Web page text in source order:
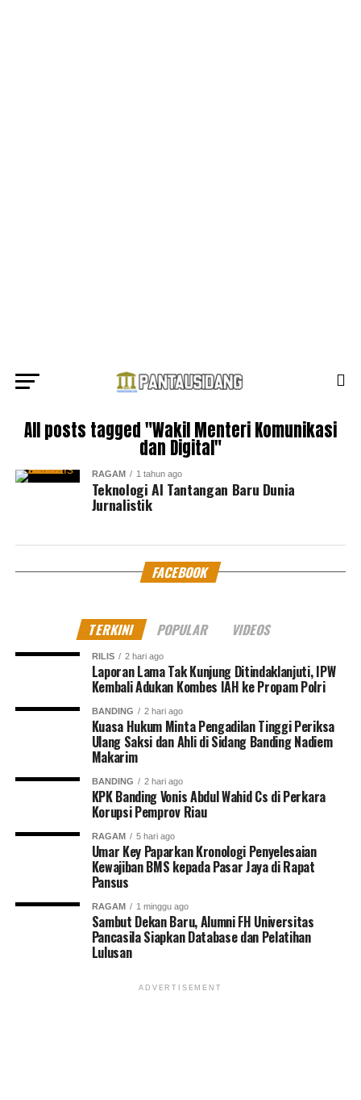
All posts tagged "Wakil Menteri Komunikasi
dan Digital"
RAGAM 1 tahun ago
Teknologi AI Tantangan Baru Dunia
Jurnalistik
FACEBOOK
TERKINI POPULAR VIDEOS
RILIS 2 hari ago
Laporan Lama Tak Kunjung Ditindaklanjuti, IPW
Kembali Adukan Kombes IAH ke Propam Polri
BANDING 2 hari ago
Kuasa Hukum Minta Pengadilan Tinggi Periksa
Ulang Saksi dan Ahli di Sidang Banding Nadiem
Makarim
BANDING 2 hari ago
KPK Banding Vonis Abdul Wahid Cs di Perkara
Korupsi Pemprov Riau
RAGAM 5 hari ago
Umar Key Paparkan Kronologi Penyelesaian
Kewajiban BMS kepada Pasar Jaya di Rapat
Pansus
RAGAM 1 minggu ago
Sambut Dekan Baru, Alumni FH Universitas
Pancasila Siapkan Database dan Pelatihan
Lulusan
ADVERTISEMENT